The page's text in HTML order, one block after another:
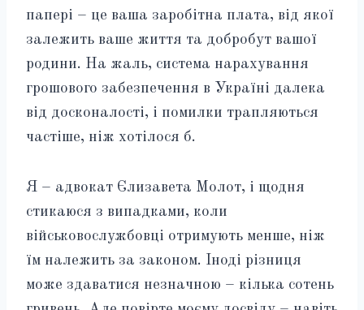
папері – це ваша заробітна плата, від якої
залежить ваше життя та добробут вашої
родини. На жаль, система нарахування
грошового забезпечення в Україні далека
від досконалості, і помилки трапляються
частіше, ніж хотілося б.
Я – адвокат Єлизавета Молот, і щодня
стикаюся з випадками, коли
військовослужбовці отримують менше, ніж
їм належить за законом. Іноді різниця
може здаватися незначною – кілька сотень